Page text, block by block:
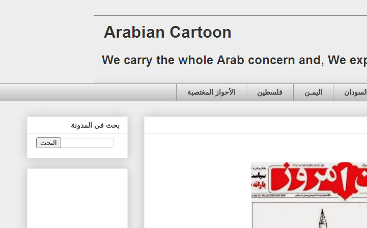
السودان اليمـن فلسطين الأحواز المغتصبة
بحث في المدونة